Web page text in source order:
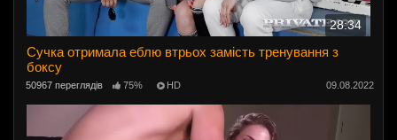
28:34
Сучка отримала еблю втрьох замість тренування з
боксу
50967 переглядів 75% HD 09.08.2022